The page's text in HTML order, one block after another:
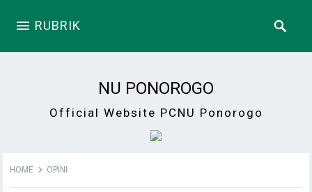
RUBRIK
NU PONOROGO
Official Website PCNU Ponorogo
HOME OPINI